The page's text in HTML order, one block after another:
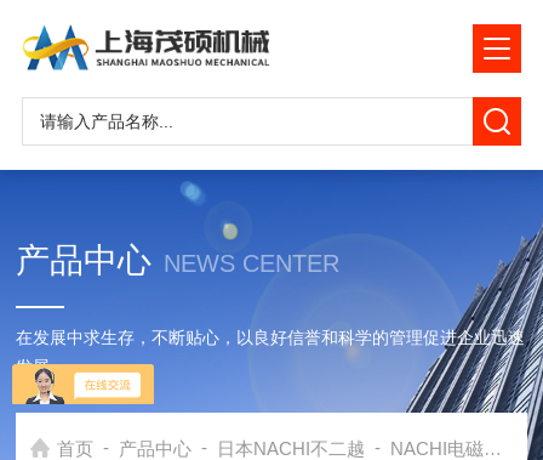
产品中心 NEWS CENTER
在发展中求生存，不断贴心，以良好信誉和科学的管理促进企业迅速
发展
首页 - 产品中心 - 日本NACHI不二越 - NACHI电磁阀